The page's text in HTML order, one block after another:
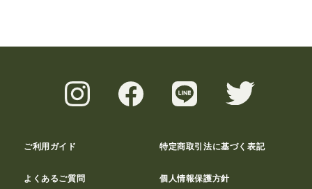
ご利用ガイド 特定商取引法に基づく表記
よくあるご質問 個人情報保護方針